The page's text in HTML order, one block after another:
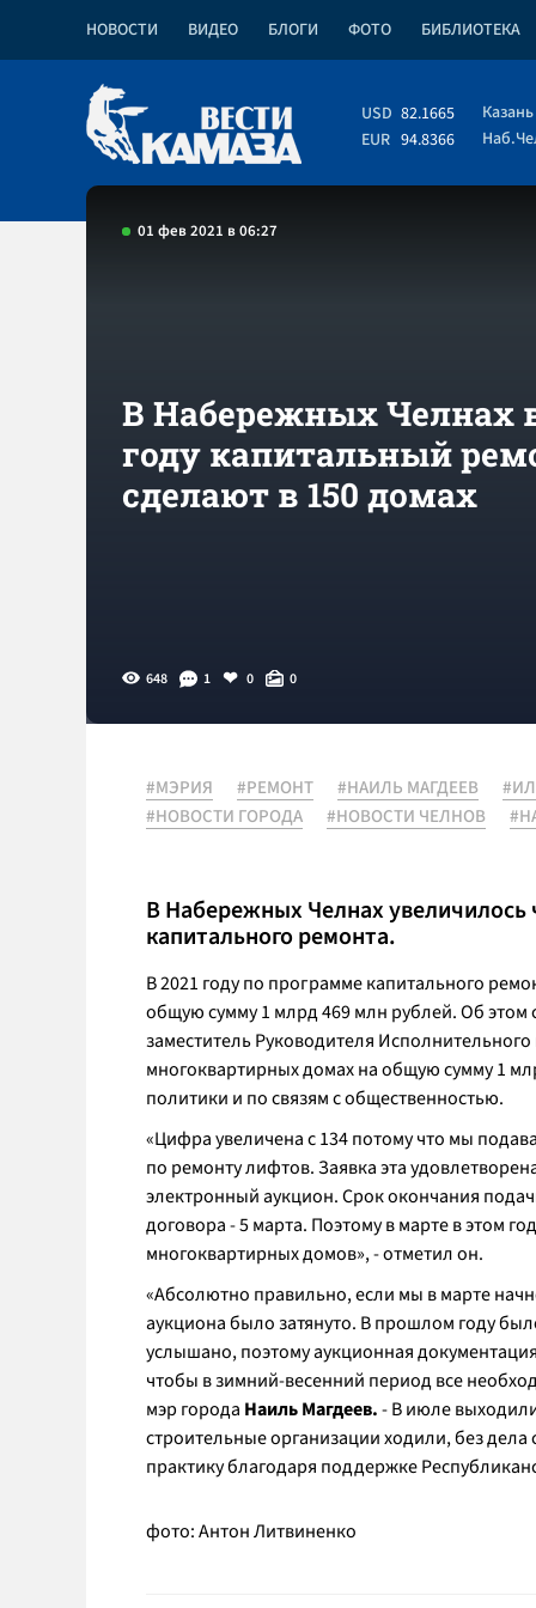
НОВОСТИ ВИДЕО БЛОГИ ФОТО БИБЛИОТЕКА
USD 82.1665
EUR 94.8366
Казань
01 фев 2021 в 06:27
В Набережных Челнах
году капитальный
сделают в 150 домах
648 1 0 0
#МЭРИЯ #РЕМОНТ #НАИЛЬ МАГДЕЕВ
#НОВОСТИ ГОРОДА
#НОВОСТИ ЧЕЛНОВ
В Набережных Челнах
капитального ремонта.
В 2021 году по программе капитального
общую сумму 1 млрд 469 млн рублей. Об
заместитель Руководителя Исполнительного
многоквартирных домах на общую сумму 1
политики и по связям с общественностью.
«Цифра увеличена с 134 потому что мы
по ремонту лифтов. Заявка эта
электронный аукцион. Срок окончания
договора - 5 марта. Поэтому в марте в этом
многоквартирных домов», - отметил он.
«Абсолютно правильно, если мы в марте
аукциона было затянуто. В прошлом году
услышано, поэтому аукционная
чтобы в зимний-весенний период все
мэр города Наиль Магдеев.-В июле
строительные организации ходили, без
практику благодаря поддержке
фото: Антон Литвиненко